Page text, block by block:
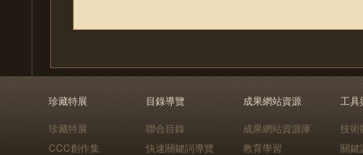
珍藏特展
珍藏特展
CCC創作集
目錄導覽
聯合目錄
快速關鍵詞導覽
成果網站資源
成果網站資源庫
教育學習
工具
技術
關鍵